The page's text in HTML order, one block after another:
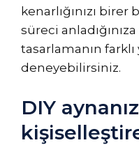
kenarlığınızı birer
süreci
tasarlamanın farklı
deneyebilirsiniz.
DIY